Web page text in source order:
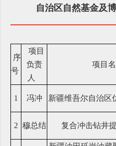
自治区自然基金及
序
号
项目
负责
人
项目
1 冯冲 新疆维吾尔自治区
2 穆总结 复合冲击钻井